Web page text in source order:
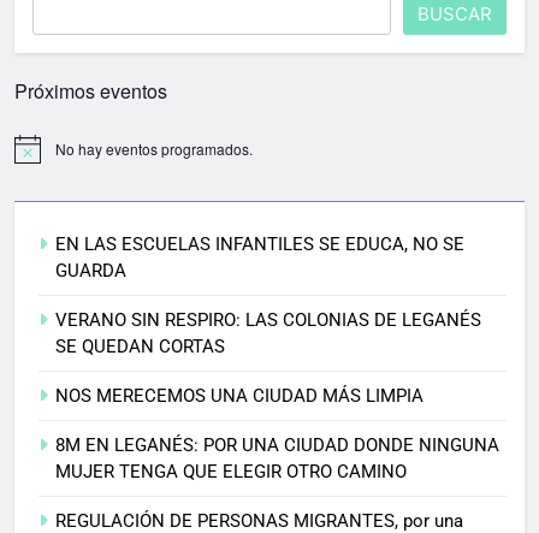
BUSCAR
Próximos eventos
No hay eventos programados.
EN LAS ESCUELAS INFANTILES SE EDUCA, NO SE
GUARDA
VERANO SIN RESPIRO: LAS COLONIAS DE LEGANÉS
SE QUEDAN CORTAS
NOS MERECEMOS UNA CIUDAD MÁS LIMPIA
8M EN LEGANÉS: POR UNA CIUDAD DONDE NINGUNA
MUJER TENGA QUE ELEGIR OTRO CAMINO
REGULACIÓN DE PERSONAS MIGRANTES, por una